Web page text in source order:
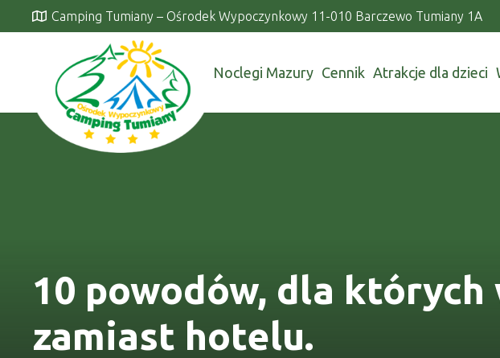
Camping Tumiany – Ośrodek Wypoczynkowy 11-010 Barczewo Tumiany 1A
Noclegi Mazury Cennik Atrakcje dla dzieci
10 powodów, dla
zamiast hotelu.